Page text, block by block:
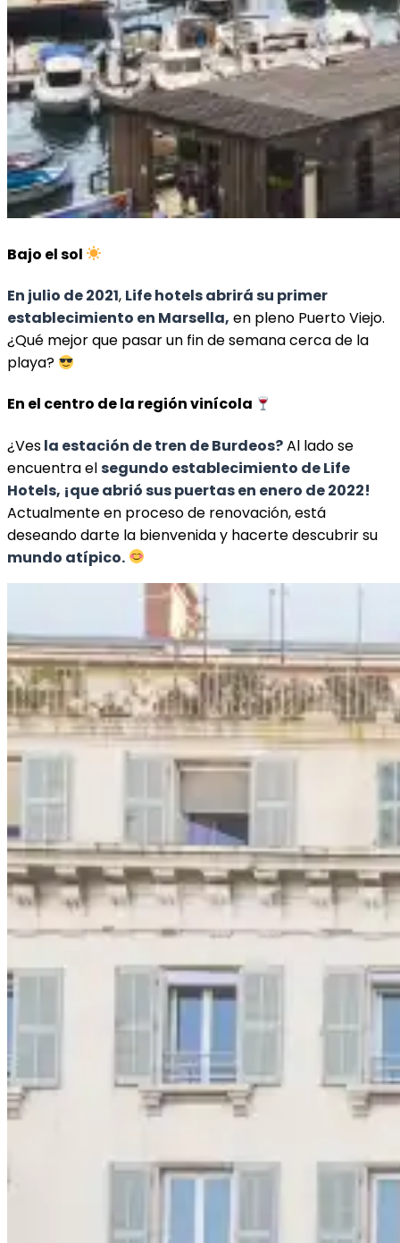
Bajo el sol
En julio de 2021, Life hotels abrirá su primer
establecimiento en Marsella, en pleno Puerto Viejo.
¿Qué mejor que pasar un fin de semana cerca de la
playa?
En el centro de la región vinícola
¿Vesla estación de tren de Burdeos?Al lado se
encuentra elsegundo establecimiento de Life
Hotels, ¡que abrió sus puertas en enero de 2022!
Actualmente en proceso de renovación, está
deseando darte la bienvenida y hacerte descubrir su
mundo atípico.